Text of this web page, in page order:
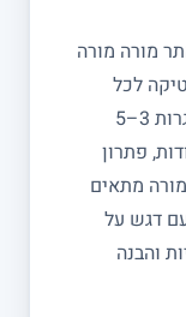
מורה מורה
לכל
הרמות: יסודי, חטיבה, תיכון, הכנה לבגרות 3–5
פתרון
מתאים
דגש על
והבנה